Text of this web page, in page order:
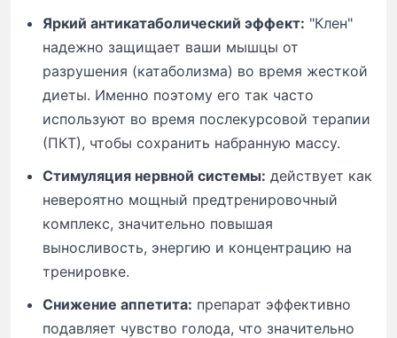
Яркий антикатаболический эффект: "Клен"
надежно защищает ваши мышцы от
разрушения (катаболизма) во время жесткой
диеты. Именно поэтому его так часто
используют во время послекурсовой терапии
(ПКТ), чтобы сохранить набранную массу.
Стимуляция нервной системы: действует как
невероятно мощный предтренировочный
комплекс, значительно повышая
выносливость, энергию и концентрацию на
тренировке.
Снижение аппетита: препарат эффективно
подавляет чувство голода, что значительно